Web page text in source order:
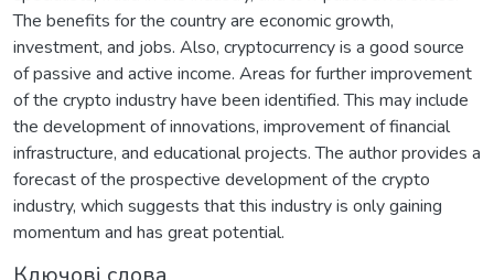
The benefits for the country are economic growth,
investment, and jobs. Also, cryptocurrency is a good source
of passive and active income. Areas for further improvement
of the crypto industry have been identified. This may include
the development of innovations, improvement of financial
infrastructure, and educational projects. The author provides a
forecast of the prospective development of the crypto
industry, which suggests that this industry is only gaining
momentum and has great potential.